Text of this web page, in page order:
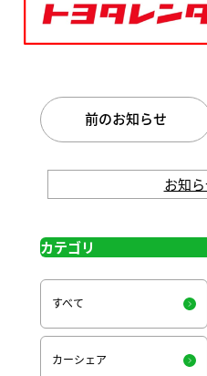
前のお知らせ
お知
カテゴリ
すべて
カーシェア